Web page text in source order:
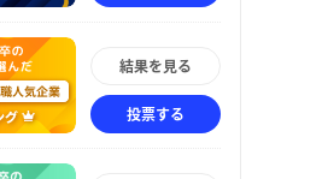
結果を見る
投票する